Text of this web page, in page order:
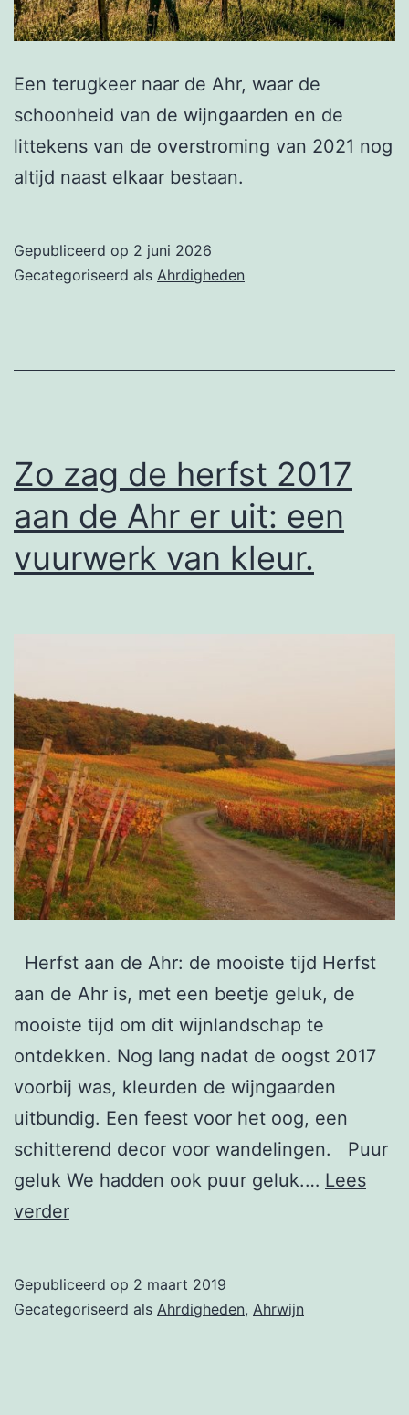
Een terugkeer naar de Ahr, waar de
schoonheid van de wijngaarden en de
littekens van de overstroming van 2021 nog
altijd naast elkaar bestaan.
Gepubliceerd op 2 juni 2026
Gecategoriseerd als Ahrdigheden
Zo zag de herfst 2017
aan de Ahr er uit: een
vuurwerk van kleur.
Herfst aan de Ahr: de mooiste tijd Herfst
aan de Ahr is, met een beetje geluk, de
mooiste tijd om dit wijnlandschap te
ontdekken. Nog lang nadat de oogst 2017
voorbij was, kleurden de wijngaarden
uitbundig. Een feest voor het oog, een
schitterend decor voor wandelingen. Puur
geluk We hadden ook puur geluk.… Lees
verderZo
herfst
Gepubliceerd op 2 maart 2019
Gecategoriseerd als Ahrdigheden, Ahrwijn